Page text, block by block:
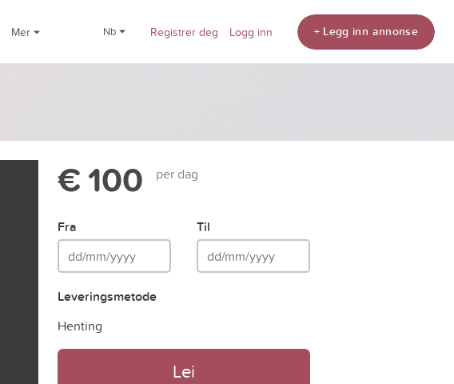
Mer nb Registrer deg Logg inn + Legg inn annonse
€ 100 per dag
Fra Til
Leveringsmetode
Henting
Lei